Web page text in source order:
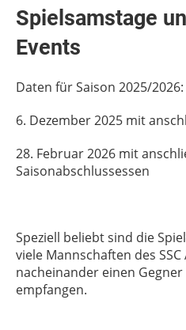
Spielsamstage
Events
Daten für Saison 2025/2026:
6. Dezember 2025 mit
28. Februar 2026 mit
Saisonabschlussessen
Speziell beliebt sind die
viele Mannschaften des
nacheinander einen
empfangen.